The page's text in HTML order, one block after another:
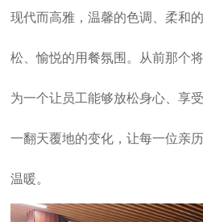
现代而高雅，温馨的色调、柔和
松、愉悦的用餐氛围。从前那个
为一个让员工能够放松身心、享
一翻天覆地的变化，让每一位亲
温暖。